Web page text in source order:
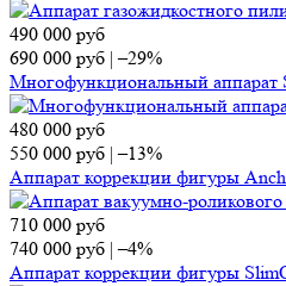
490 000 руб
690 000 руб |–29%
Многофункциональный аппарат
480 000 руб
550 000 руб |–13%
Аппарат коррекции фигуры
710 000 руб
740 000 руб |–4%
Аппарат коррекции фигуры